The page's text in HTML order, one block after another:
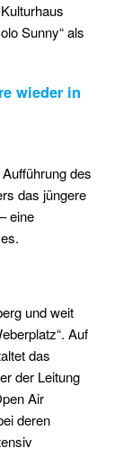
Sunny“ als
wieder in
des
das jüngere
eine
und weit
Auf
das
der Leitung
Air
deren